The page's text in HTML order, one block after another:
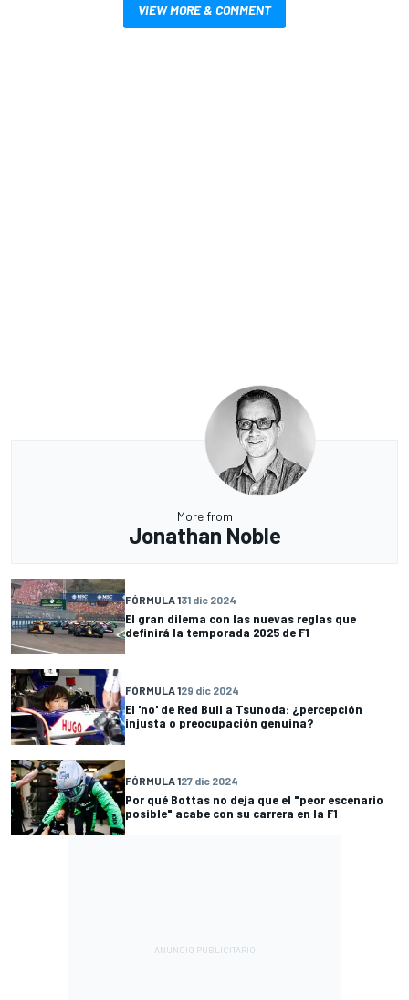
VIEW MORE & COMMENT
More from
Jonathan Noble
FÓRMULA 131 dic 2024
El gran dilema con las nuevas reglas que
definirá la temporada 2025 de F1
FÓRMULA 129 dic 2024
El 'no' de Red Bull a Tsunoda: ¿percepción
injusta o preocupación genuina?
FÓRMULA 127 dic 2024
Por qué Bottas no deja que el "peor escenario
posible" acabe con su carrera en la F1